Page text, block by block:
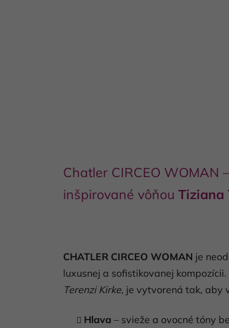
Chatler CIRCEO WOMAN
inšpirované vôňou Tiziana
CHATLER CIRCEO WOMAN je
luxusnej a sofistikovanej
Terenzi Kirke, je vytvorená tak, aby
Hlava – svieže a ovocné tóny